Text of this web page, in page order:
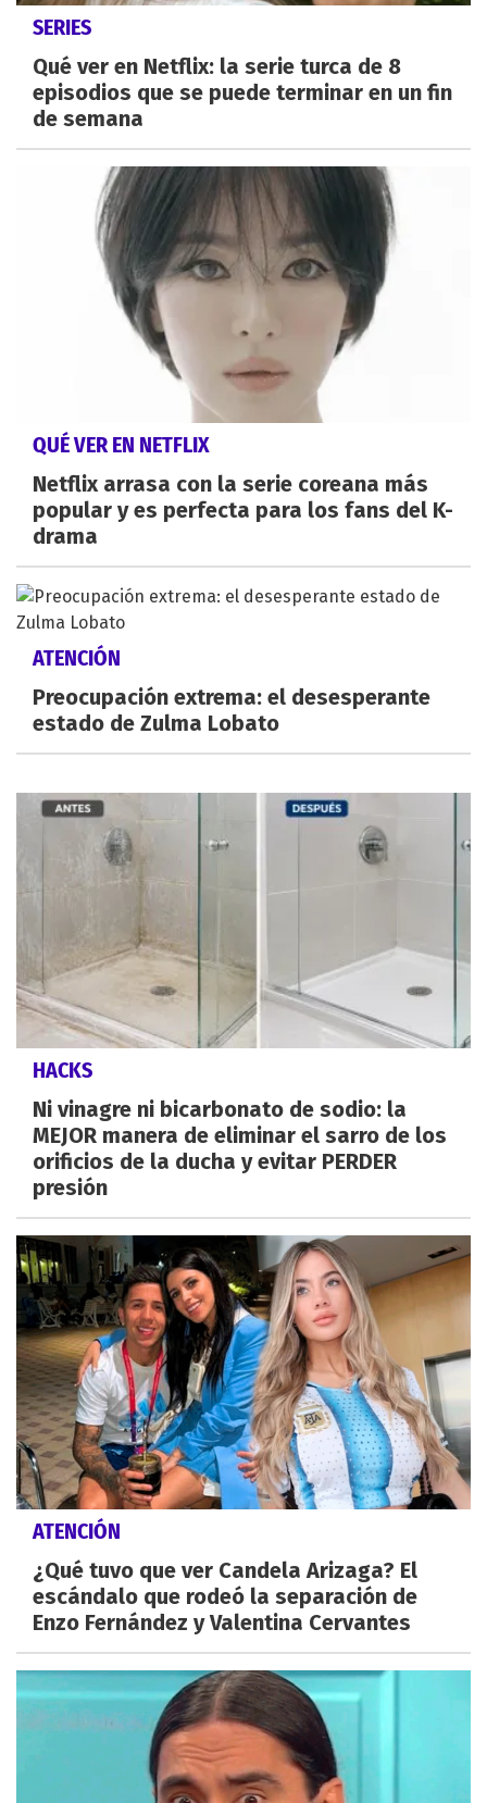
SERIES
Qué ver en Netflix: la serie turca de 8
episodios que se puede terminar en un fin
de semana
QUÉ VER EN NETFLIX
Netflix arrasa con la serie coreana más
popular y es perfecta para los fans del K-
drama
ATENCIÓN
Preocupación extrema: el desesperante
estado de Zulma Lobato
HACKS
Ni vinagre ni bicarbonato de sodio: la
MEJOR manera de eliminar el sarro de los
orificios de la ducha y evitar PERDER
presión
ATENCIÓN
¿Qué tuvo que ver Candela Arizaga? El
escándalo que rodeó la separación de
Enzo Fernández y Valentina Cervantes